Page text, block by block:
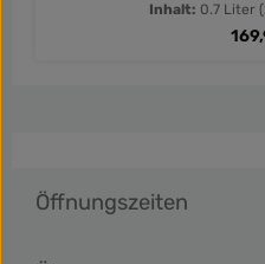
Inhalt: 0.7 Liter
Öffnungszeiten